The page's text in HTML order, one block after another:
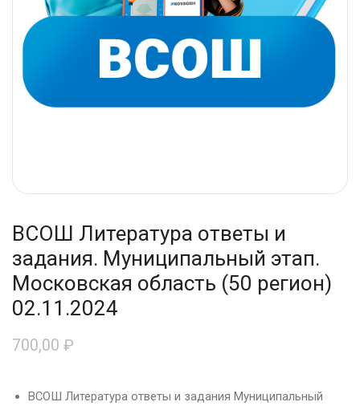
ВСОШ Литература ответы и
задания. Муниципальный этап.
Московская область (50 регион)
02.11.2024
700,00 ₽
ВСОШ Литература ответы и задания Муниципальный